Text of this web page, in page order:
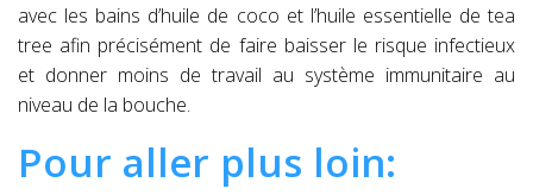
avec les bains d’huile de coco et l’huile essentielle de tea
tree afin précisément de faire baisser le risque infectieux
et donner moins de travail au système immunitaire au
niveau de la bouche.
Pour aller plus loin: